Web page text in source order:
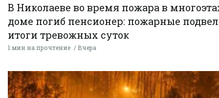
В Николаеве во время пожара в
доме погиб пенсионер: пожарные
итоги тревожных суток
1 мин на прочтение Вчера